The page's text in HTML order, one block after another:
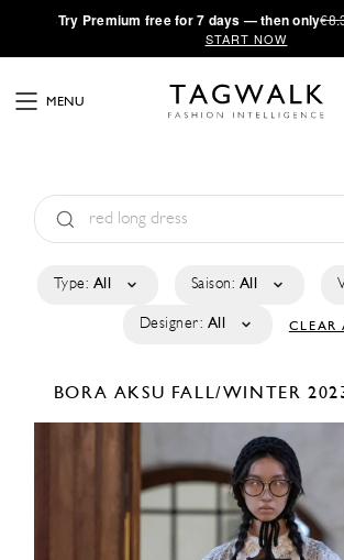
·Try Premium free for 7 days — then only
START NOW
MENU
Type: All Saison: All
Designer: All CLEAR
BORA AKSU FALL/WINTER